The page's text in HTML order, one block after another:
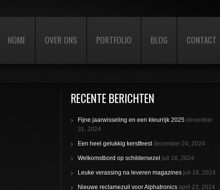
HOME OVER ONS PORTFOLIO BLOG CONTACT
RECENTE BERICHTEN
Fijne jaarwisseling en een kleurrijk 2025 december
31, 2024
Een heel gelukkig kerstfeest december 24, 2024
Welkomstbord op schildersezel juli 16, 2024
Leuke verassing na leveren magazines juli 16, 2024
Nieuwe reclamezuil voor Alphatronics april 23, 2024